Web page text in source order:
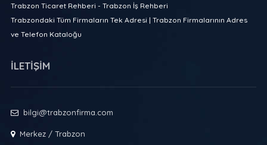
Trabzon Ticaret Rehberi - Trabzon İş Rehberi
Trabzondaki Tüm Firmaların Tek Adresi | Trabzon Firmalarının Adres
ve Telefon Kataloğu
İLETİŞİM
bilgi@trabzonfirma.com
Merkez / Trabzon